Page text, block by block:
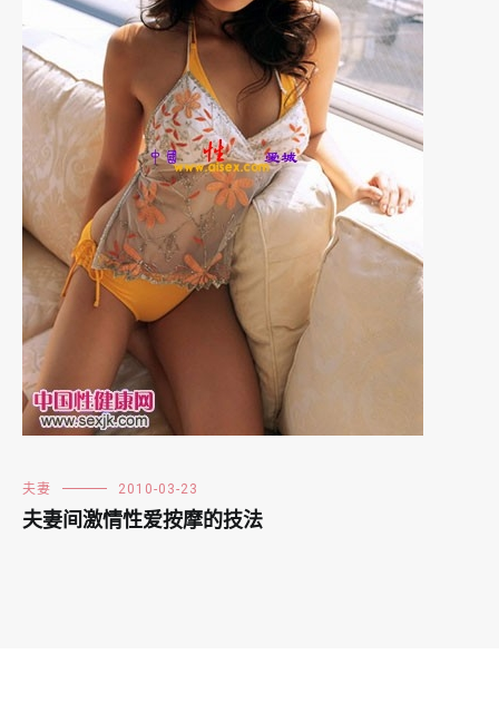
夫妻 2010-03-23
夫妻间激情性爱按摩的技法